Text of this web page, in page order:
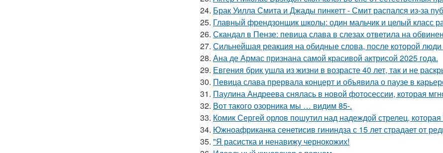
24. Брак Уилла Смита и Джады пинкетт - Смит распался из-за
25. Главный френдзонщик школы: один мальчик и целый класс
26. Скандал в Пензе: певица слава в слезах ответила на
27. Сильнейшая реакция на обидные слова, после которой люди
28. Ана де Армас признана самой красивой актрисой 2025 года.
29. Евгения брик ушла из жизни в возрасте 40 лет, так и не
30. Певица слава прервала концерт и объявила о паузе в
31. Паулина Андреева снялась в новой фотосессии, которая
32. Вот такого озорника мы … видим 85-.
33. Комик Сергей орлов пошутил над надеждой стрелец,
34. Южноафриканка сенетисив гининдза с 15 лет страдает от
35. "Я расистка и ненавижу чернокожих!